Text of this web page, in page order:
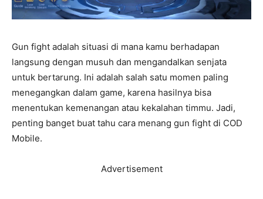
Gun fight adalah situasi di mana kamu berhadapan
langsung dengan musuh dan mengandalkan senjata
untuk bertarung. Ini adalah salah satu momen paling
menegangkan dalam game, karena hasilnya bisa
menentukan kemenangan atau kekalahan timmu. Jadi,
penting banget buat tahu cara menang gun fight di COD
Mobile.
Advertisement